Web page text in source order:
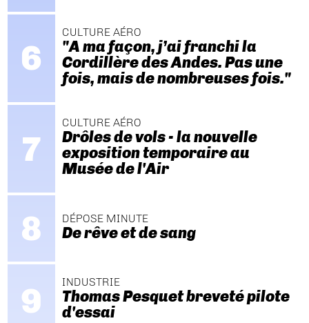
CULTURE AÉRO
"A ma façon, j’ai franchi la
Cordillère des Andes. Pas une
fois, mais de nombreuses fois."
CULTURE AÉRO
Drôles de vols - la nouvelle
exposition temporaire au
Musée de l'Air
DÉPOSE MINUTE
De rêve et de sang
INDUSTRIE
Thomas Pesquet breveté pilote
d'essai